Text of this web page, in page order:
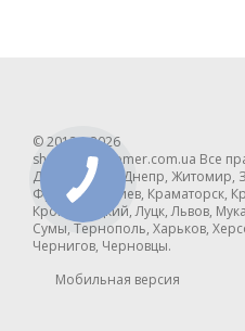
© 2012—2026
shop-britax-romer.com.ua Все
Доставляем в Днепр,
Франковск, Киев, Краматорск,
Кропивницкий, Луцк, Львов,
Сумы, Тернополь, Харьков,
Чернигов, Черновцы.
Мобильная версия